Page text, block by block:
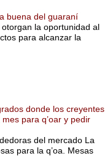
buena del guaraní
la oportunidad al
para alcanzar la
donde los creyentes
para q’oar y pedir
del mercado La
para la q’oa. Mesas